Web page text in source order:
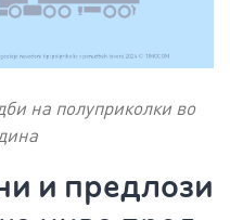
на полуприколки во
и предлози